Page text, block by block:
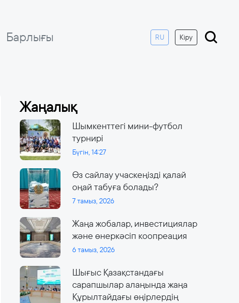
Барлығы RU Кіру
Жаңалық
Шымкенттегі мини-футбол
турнирі
Бүгін, 14:27
Өз сайлау учаскеңізді қалай
оңай табуға болады?
7 тамыз, 2026
Жаңа жобалар, инвестициялар
және өнеркәсіп коопреация
6 тамыз, 2026
Шығыс Қазақстандағы
сарапшылар алаңында жаңа
Құрылтайдағы өңірлердің